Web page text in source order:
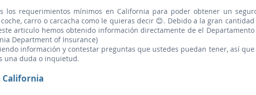
los requerimientos mínimos en California para poder obtener un
carro o carcacha como le quieras decir 😊. Debido a la gran cantidad
articulo hemos obtenido información directamente de el Departamento
Department of Insurance)
información y contestar preguntas que ustedes puedan tener, así
una duda o inquietud.
California